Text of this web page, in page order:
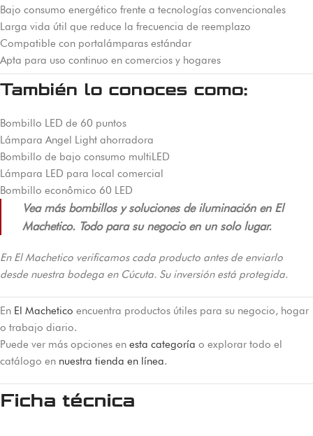
Bajo consumo energético frente a tecnologías convencionales
Larga vida útil que reduce la frecuencia de reemplazo
Compatible con portalámparas estándar
Apta para uso continuo en comercios y hogares
También lo conoces como:
Bombillo LED de 60 puntos
Lámpara Angel Light ahorradora
Bombillo de bajo consumo multiLED
Lámpara LED para local comercial
Bombillo econômico 60 LED
Vea más bombillos y soluciones de iluminación en El
Machetico. Todo para su negocio en un solo lugar.
En El Machetico verificamos cada producto antes de enviarlo
desde nuestra bodega en Cúcuta. Su inversión está protegida.
En El Machetico encuentra productos útiles para su negocio, hogar
o trabajo diario.
Puede ver más opciones en esta categoría o explorar todo el
catálogo en nuestra tienda en línea.
Ficha técnica